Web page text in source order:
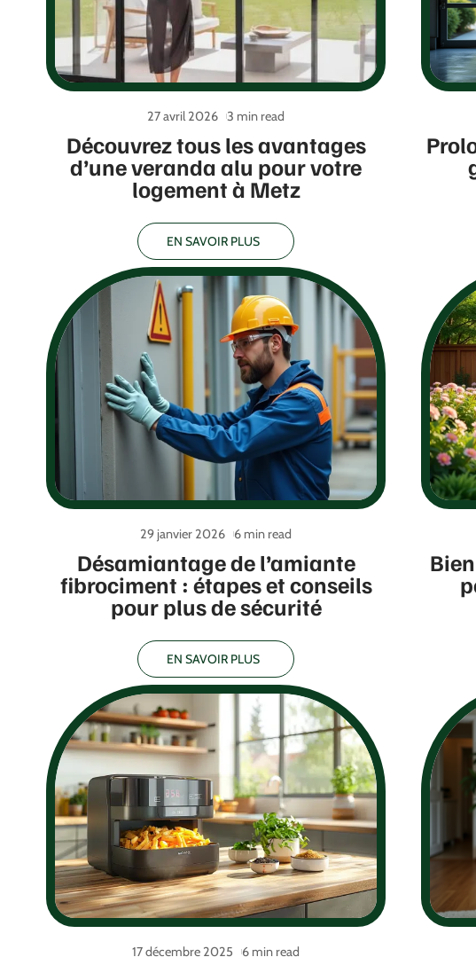
Découvrez tous les avantages
d’une veranda alu pour votre
logement à Metz
27 avril 2026 3 min read
EN SAVOIR PLUS
Désamiantage de l’amiante
fibrociment : étapes et conseils
pour plus de sécurité
29 janvier 2026 6 min read
EN SAVOIR PLUS
17 décembre 2025 6 min read